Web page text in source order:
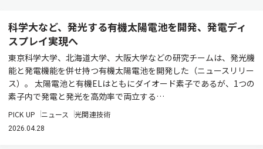
科学大など、発光する有機太陽電池を開発、発電ディ
スプレイ実現へ
東京科学大学、北海道大学、大阪大学などの研究チームは、発光機
能と発電機能を併せ持つ有機太陽電池を開発した（ニュースリリー
ス）。 太陽電池と有機ELはともにダイオード素子であるが、1つの
素子内で発電と発光を高効率で両立する…
PICK UP ニュース 光関連技術
2026.04.28